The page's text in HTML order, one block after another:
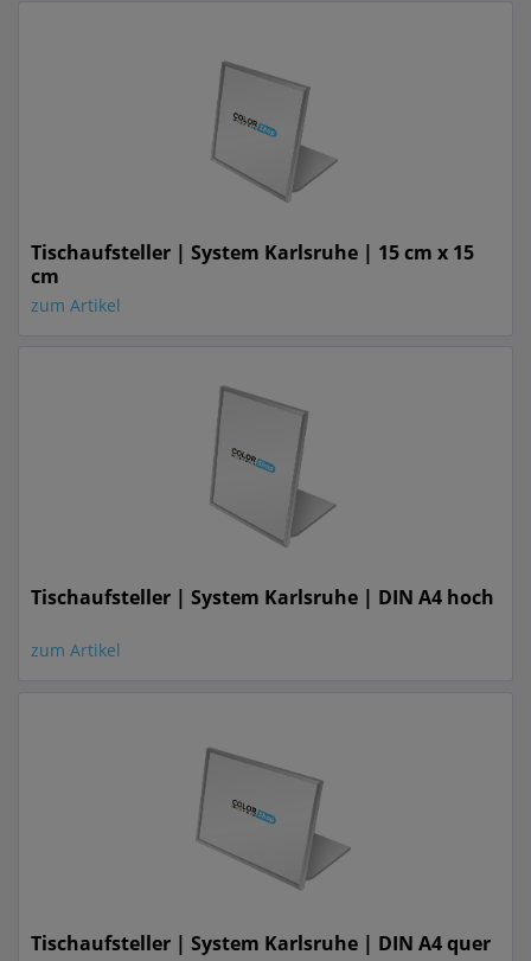
Tischaufsteller | System Karlsruhe | 15 cm x 15
cm
zum Artikel
Tischaufsteller | System Karlsruhe | DIN A4 hoch
zum Artikel
Tischaufsteller | System Karlsruhe | DIN A4 quer